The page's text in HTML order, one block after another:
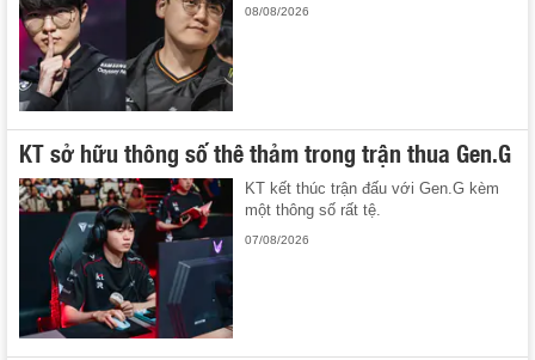
08/08/2026
KT sở hữu thông số thê thảm trong trận thua Gen.G
KT kết thúc trận đấu với Gen.G kèm
một thông số rất tệ.
07/08/2026